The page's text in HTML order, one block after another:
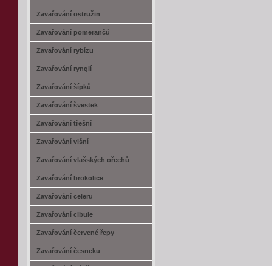
Zavařování ostružin
Zavařování pomerančů
Zavařování rybízu
Zavařování rynglí
Zavařování šípků
Zavařování švestek
Zavařování třešní
Zavařování višní
Zavařování vlašských ořechů
Zavařování brokolice
Zavařování celeru
Zavařování cibule
Zavařování červené řepy
Zavařování česneku